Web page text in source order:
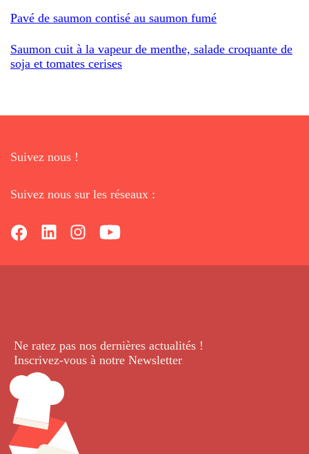
Pavé de saumon contisé au saumon fumé
Saumon cuit à la vapeur de menthe, salade croquante de
soja et tomates cerises
Suivez nous !
Suivez nous sur les réseaux :
Ne ratez pas nos dernières actualités !
Inscrivez-vous à notre Newsletter.